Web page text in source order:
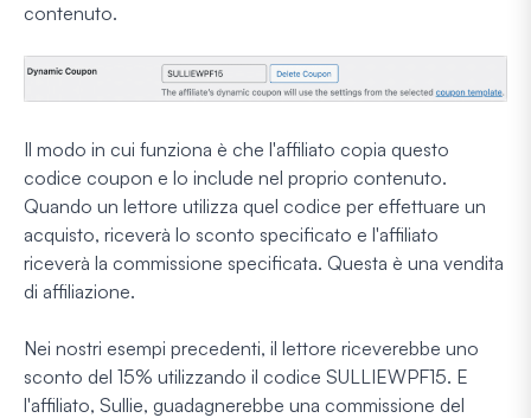
contenuto.
Il modo in cui funziona è che l'affiliato copia questo
codice coupon e lo include nel proprio contenuto.
Quando un lettore utilizza quel codice per effettuare un
acquisto, riceverà lo sconto specificato e l'affiliato
riceverà la commissione specificata. Questa è una vendita
di affiliazione.
Nei nostri esempi precedenti, il lettore riceverebbe uno
sconto del 15% utilizzando il codice SULLIEWPF15. E
l'affiliato, Sullie, guadagnerebbe una commissione del